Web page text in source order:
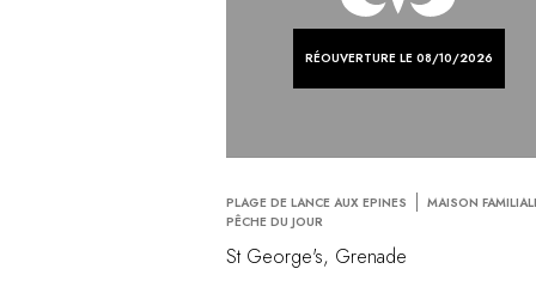
RÉOUVERTURE LE 08/10/2026
PLAGE DE LANCE AUX EPINES
MAISON
PÊCHE DU JOUR
St George's, Grenade